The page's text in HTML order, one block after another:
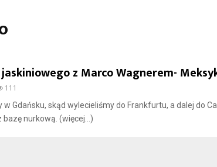
z Marco Wagnerem-
111
Gdańsku, skąd wylecieliśmy do Frankfurtu, a dalej do
nurkową. (więcej…)